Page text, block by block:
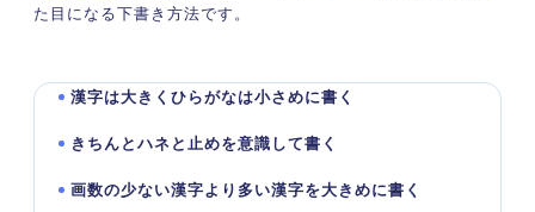
た目になる下書き方法です。
漢字は大きくひらがなは小さめに書く
きちんとハネと止めを意識して書く
画数の少ない漢字より多い漢字を大きめに書く